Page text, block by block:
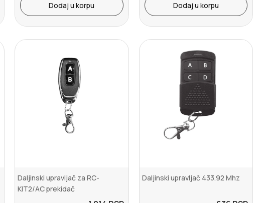
Dodaj u korpu Dodaj u korpu
Daljinski upravljač za RC-
KIT2/AC prekidač
Daljinski upravljač 433.92 Mhz